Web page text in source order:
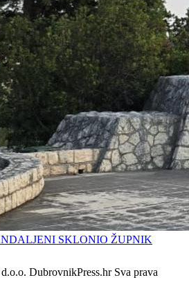
SKLONIO ŽUPNIK
DubrovnikPress.hr Sva prava